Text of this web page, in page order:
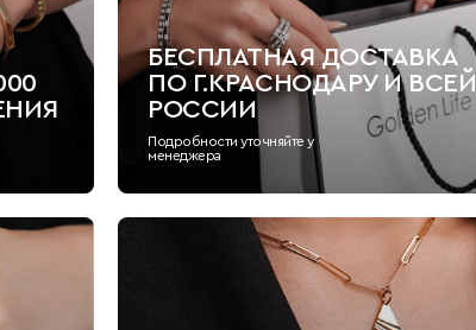
БЕСПЛАТНАЯ ДОСТАВКА
ПО Г.КРАСНОДАРУ И ВСЕЙ
РОССИИ
Подробности уточняйте у
менеджера